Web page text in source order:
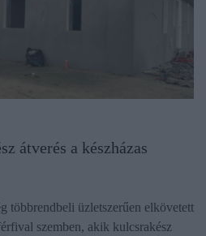
átverés a készházas
többrendbeli üzletszerűen elkövetett
szemben, akik kulcsrakész